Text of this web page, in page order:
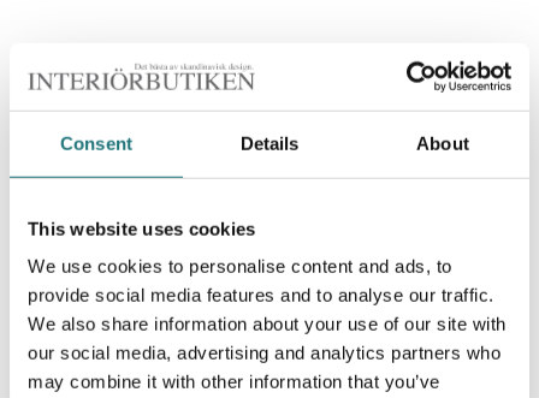
Consent Details About
This website uses cookies
We use cookies to personalise content and ads, to
provide social media features and to analyse our traffic.
We also share information about your use of our site with
our social media, advertising and analytics partners who
may combine it with other information that you’ve